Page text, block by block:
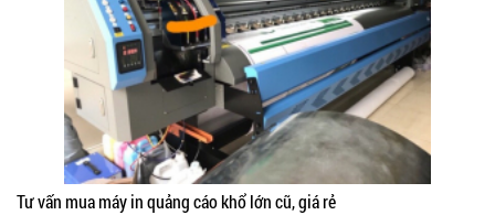
Tư vấn mua máy in quảng cáo khổ lớn cũ, giá rẻ